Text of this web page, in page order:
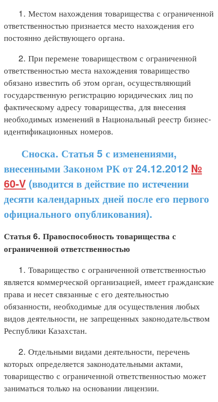
1. Местом нахождения товарищества с ограниченной
ответственностью признается место нахождения его
постоянно действующего органа.
2. При перемене товариществом с ограниченной
ответственностью места нахождения товарищество
обязано известить об этом орган, осуществляющий
государственную регистрацию юридических лиц по
фактическому адресу товарищества, для внесения
необходимых изменений в Национальный реестр бизнес-
идентификационных номеров.
Сноска. Статья 5 с изменениями,
внесенными Законом РК от 24.12.2012 №
60-V (вводится в действие по истечении
десяти календарных дней после его первого
официального опубликования).
Статья 6. Правоспособность товарищества с
ограниченной ответственностью
1. Товарищество с ограниченной ответственностью
является коммерческой организацией, имеет гражданские
права и несет связанные с его деятельностью
обязанности, необходимые для осуществления любых
видов деятельности, не запрещенных законодательством
Республики Казахстан.
2. Отдельными видами деятельности, перечень
которых определяется законодательными актами,
товарищество с ограниченной ответственностью может
заниматься только на основании лицензии.